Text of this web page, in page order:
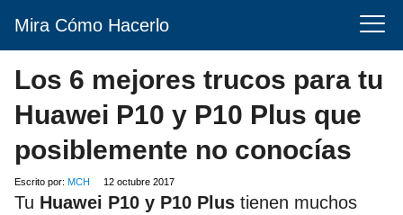
Mira Cómo Hacerlo
Los 6 mejores trucos para tu
Huawei P10 y P10 Plus que
posiblemente no conocías
Escrito por: MCH 12 octubre 2017
Tu Huawei P10 y P10 Plus tienen muchos